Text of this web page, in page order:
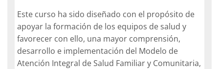
Este curso ha sido diseñado con el propósito de
apoyar la formación de los equipos de salud y
favorecer con ello, una mayor comprensión,
desarrollo e implementación del Modelo de
Atención Integral de Salud Familiar y Comunitaria,